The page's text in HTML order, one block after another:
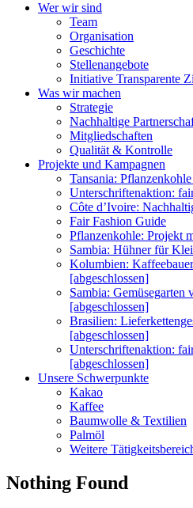
Wer wir sind
Team
Organisation
Geschichte
Stellenangebote
Initiative Transparente
Was wir machen
Strategie
Nachhaltige
Mitgliedschaften
Qualität & Kontrolle
Projekte und Kampagnen
Tansania:
Unterschriftenaktion:
Côte d’Ivoire:
Fair Fashion Guide
Pflanzenkohle: Projekt
Sambia: Hühner für
Kolumbien:
[abgeschlossen]
Sambia: Gemüsegarten
[abgeschlossen]
Brasilien:
[abgeschlossen]
Unterschriftenaktion:
[abgeschlossen]
Unsere Schwerpunkte
Kakao
Kaffee
Baumwolle & Textilien
Palmöl
Weitere
Nothing Found